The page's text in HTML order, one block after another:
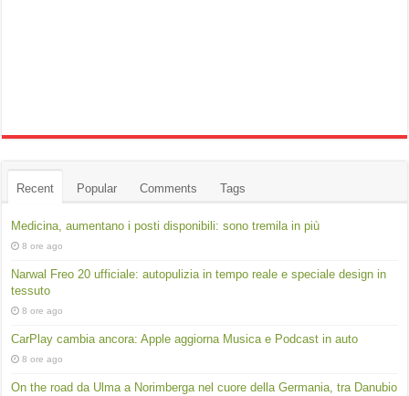
Recent Popular Comments Tags
Medicina, aumentano i posti disponibili: sono tremila in più
8 ore ago
Narwal Freo 20 ufficiale: autopulizia in tempo reale e speciale design in
tessuto
8 ore ago
CarPlay cambia ancora: Apple aggiorna Musica e Podcast in auto
8 ore ago
On the road da Ulma a Norimberga nel cuore della Germania, tra Danubio